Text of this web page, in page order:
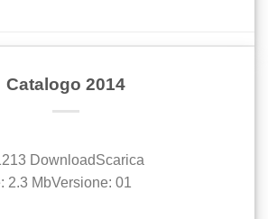
Catalogo 2014
DownloadScarica
2.3 MbVersione: 01